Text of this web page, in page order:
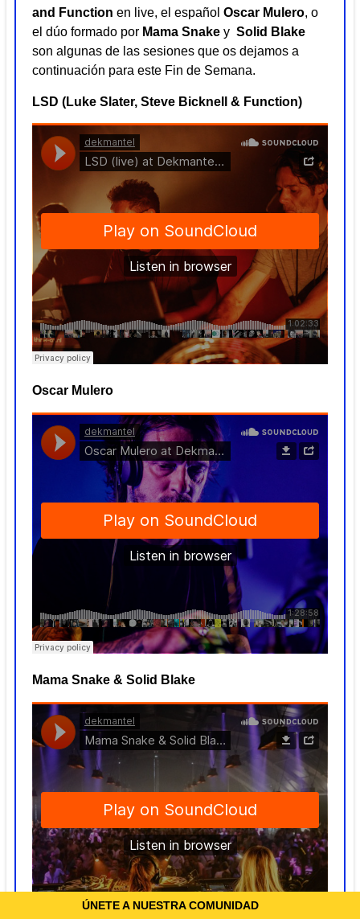
ÚNETE A NUESTRA COMUNIDAD
and Function en live, el español Oscar Mulero, o
el dúo formado por Mama Snake y Solid Blake
son algunas de las sesiones que os dejamos a
continuación para este Fin de Semana.
LSD (Luke Slater, Steve Bicknell & Function)
Oscar Mulero
Mama Snake & Solid Blake